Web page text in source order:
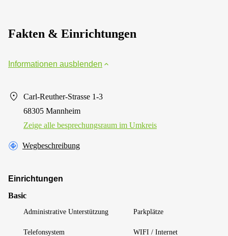
Fakten & Einrichtungen
Informationen ausblenden
Carl-Reuther-Strasse 1-3
68305 Mannheim
Zeige alle besprechungsraum im Umkreis
Wegbeschreibung
Einrichtungen
Basic
Administrative Unterstützung Parkplätze
Telefonsystem WIFI / Internet